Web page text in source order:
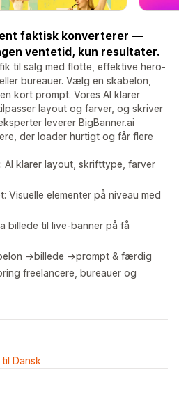
faktisk konverterer —
ventetid, kun resultater.
til salg med flotte, effektive hero-
bureauer. Vælg en skabelon,
kort prompt. Vores AI klarer
layout og farver, og skriver
leverer BigBanner.ai
der loader hurtigt og får flere
AI klarer layout, skrifttype, farver
Visuelle elementer på niveau med
billede til live-banner på få
→billede →prompt & færdig
freelancere, bureauer og
Dansk